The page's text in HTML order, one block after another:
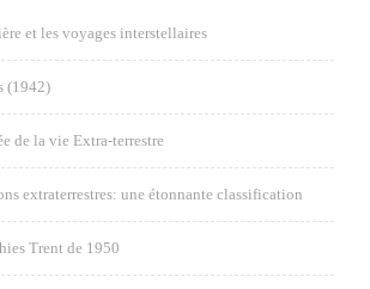
et les voyages interstellaires
(1942)
de la vie Extra-terrestre
extraterrestres: une étonnante classification
Trent de 1950